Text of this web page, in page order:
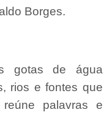
Borges.
gotas de água
rios e fontes que
palavras e